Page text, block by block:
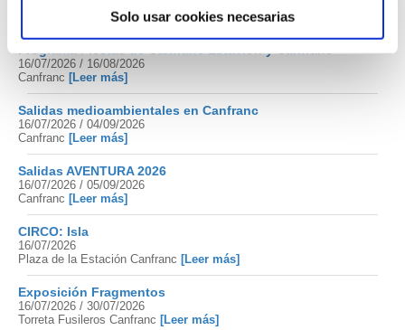
Solo usar cookies necesarias
[Leer más]
16/07/2026 / 16/08/2026
Canfranc [Leer más]
Salidas medioambientales en Canfranc
16/07/2026 / 04/09/2026
Canfranc [Leer más]
Salidas AVENTURA 2026
16/07/2026 / 05/09/2026
Canfranc [Leer más]
CIRCO: Isla
16/07/2026
Plaza de la Estación Canfranc [Leer más]
Exposición Fragmentos
16/07/2026 / 30/07/2026
Torreta Fusileros Canfranc [Leer más]